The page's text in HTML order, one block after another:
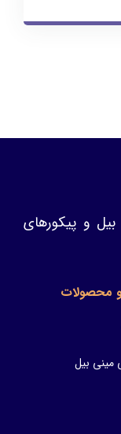
و پیکورهای
محصولات
مینی بیل